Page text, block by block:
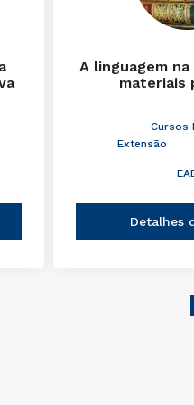
A linguagem
materiais
Cursos
Extensão
Detalhes